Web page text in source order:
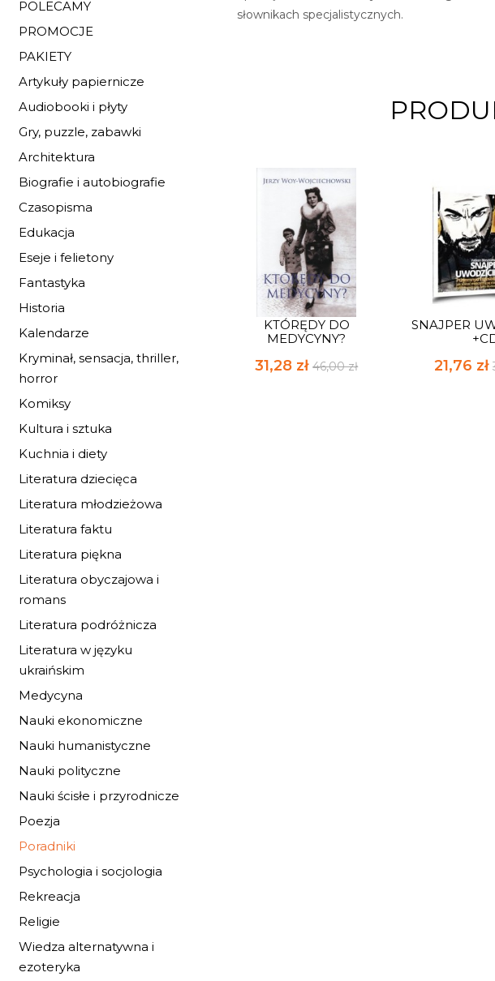
POLECAMY
PROMOCJE
PAKIETY
Artykuły papiernicze
Audiobooki i płyty
Gry, puzzle, zabawki
Architektura
Biografie i autobiografie
Czasopisma
Edukacja
Eseje i felietony
Fantastyka
Historia
Kalendarze
Kryminał, sensacja, thriller,
horror
Komiksy
Kultura i sztuka
Kuchnia i diety
Literatura dziecięca
Literatura młodzieżowa
Literatura faktu
Literatura piękna
Literatura obyczajowa i
romans
Literatura podróżnicza
Literatura w języku
ukraińskim
Medycyna
Nauki ekonomiczne
Nauki humanistyczne
Nauki polityczne
Nauki ścisłe i przyrodnicze
Poezja
Poradniki
Psychologia i socjologia
Rekreacja
Religie
Wiedza alternatywna i
ezoteryka
słownikach specjalistycznych.
KTÓRĘDY DO
MEDYCYNY?
31,28 zł46,00 zł
SNAJPER
21,76 zł